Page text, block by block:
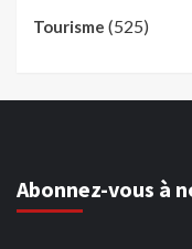
Tourisme (525)
Abonnez-vous à